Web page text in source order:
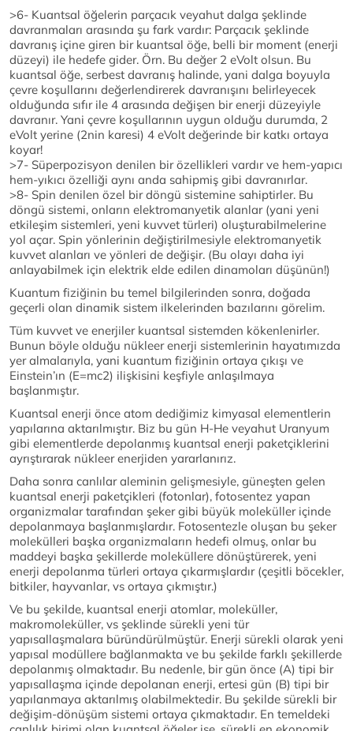
>6- Kuantsal öğelerin parçacık veyahut dalga şeklinde
davranmaları arasında şu fark vardır: Parçacık şeklinde
davranış içine giren bir kuantsal öğe, belli bir moment (enerji
düzeyi) ile hedefe gider. Örn. Bu değer 2 eVolt olsun. Bu
kuantsal öğe, serbest davranış halinde, yani dalga boyuyla
çevre koşullarını değerlendirerek davranışını belirleyecek
olduğunda sıfır ile 4 arasında değişen bir enerji düzeyiyle
davranır. Yani çevre koşullarının uygun olduğu durumda, 2
eVolt yerine (2nin karesi) 4 eVolt değerinde bir katkı ortaya
koyar!
>7- Süperpozisyon denilen bir özellikleri vardır ve hem-yapıcı
hem-yıkıcı özelliği aynı anda sahipmiş gibi davranırlar.
>8- Spin denilen özel bir döngü sistemine sahiptirler. Bu
döngü sistemi, onların elektromanyetik alanlar (yani yeni
etkileşim sistemleri, yeni kuvvet türleri) oluşturabilmelerine
yol açar. Spin yönlerinin değiştirilmesiyle elektromanyetik
kuvvet alanları ve yönleri de değişir. (Bu olayı daha iyi
anlayabilmek için elektrik elde edilen dinamoları düşünün!)
Kuantum fiziğinin bu temel bilgilerinden sonra, doğada
geçerli olan dinamik sistem ilkelerinden bazılarını görelim.
Tüm kuvvet ve enerjiler kuantsal sistemden kökenlenirler.
Bunun böyle olduğu nükleer enerji sistemlerinin hayatımızda
yer almalarıyla, yani kuantum fiziğinin ortaya çıkışı ve
Einstein’ın (E=mc2) ilişkisini keşfiyle anlaşılmaya
başlanmıştır.
Kuantsal enerji önce atom dediğimiz kimyasal elementlerin
yapılarına aktarılmıştır. Biz bu gün H-He veyahut Uranyum
gibi elementlerde depolanmış kuantsal enerji paketçiklerini
ayrıştırarak nükleer enerjiden yararlanırız.
Daha sonra canlılar aleminin gelişmesiyle, güneşten gelen
kuantsal enerji paketçikleri (fotonlar), fotosentez yapan
organizmalar tarafından şeker gibi büyük moleküller içinde
depolanmaya başlanmışlardır. Fotosentezle oluşan bu şeker
molekülleri başka organizmaların hedefi olmuş, onlar bu
maddeyi başka şekillerde moleküllere dönüştürerek, yeni
enerji depolanma türleri ortaya çıkarmışlardır (çeşitli böcekler,
bitkiler, hayvanlar, vs ortaya çıkmıştır.)
Ve bu şekilde, kuantsal enerji atomlar, moleküller,
makromoleküller, vs şeklinde sürekli yeni tür
yapısallaşmalara büründürülmüştür. Enerji sürekli olarak yeni
yapısal modüllere bağlanmakta ve bu şekilde farklı şekillerde
depolanmış olmaktadır. Bu nedenle, bir gün önce (A) tipi bir
yapısallaşma içinde depolanan enerji, ertesi gün (B) tipi bir
yapılanmaya aktarılmış olabilmektedir. Bu şekilde sürekli bir
değişim-dönüşüm sistemi ortaya çıkmaktadır. En temeldeki